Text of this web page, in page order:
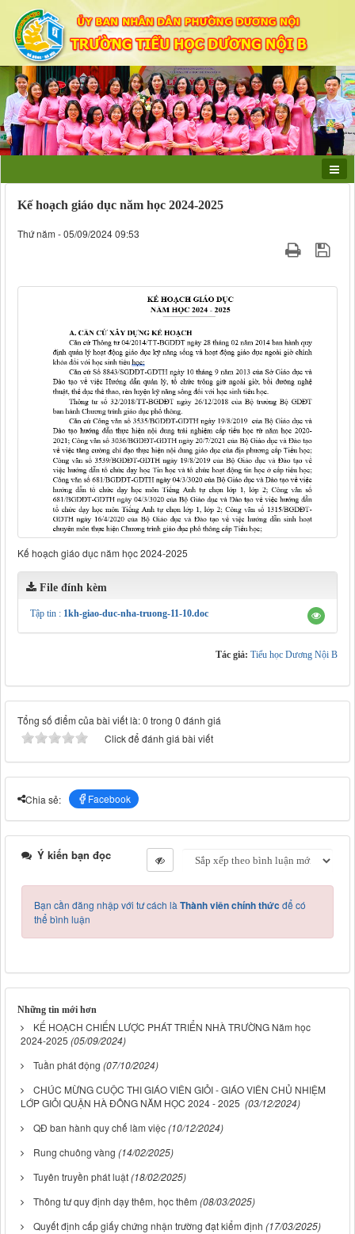
Kế hoạch giáo dục năm học 2024-2025
Thứ năm - 05/09/2024 09:53
Kế hoạch giáo dục năm học 2024-2025
File đính kèm
Tập tin : 1kh-giao-duc-nha-truong-11-10.doc
Tác giả: Tiểu học Dương Nội B
Tổng số điểm của bài viết là: 0 trong 0 đánh giá
Click để đánh giá bài viết
Chia sẻ: Facebook
Ý kiến bạn đọc
Bạn cần đăng nhập với tư cách là Thành viên chính thứcđể có
thể bình luận
Những tin mới hơn
KẾ HOẠCH CHIẾN LƯỢC PHÁT TRIỂN NHÀ TRƯỜNG Năm học
2024-2025 (05/09/2024)
Tuần phát động (07/10/2024)
CHÚC MỪNG CUỘC THI GIÁO VIÊN GIỎI - GIÁO VIÊN CHỦ NHIỆM
LỚP GIỎI QUẬN HÀ ĐÔNG NĂM HỌC 2024 - 2025 (03/12/2024)
QĐ ban hành quy chế làm việc(10/12/2024)
Rung chuông vàng (14/02/2025)
Tuyên truyền phát luật(18/02/2025)
Thông tư quy định dạy thêm, học thêm (08/03/2025)
Quyết định cấp giấy chứng nhận trường đạt kiểm định (17/03/2025)